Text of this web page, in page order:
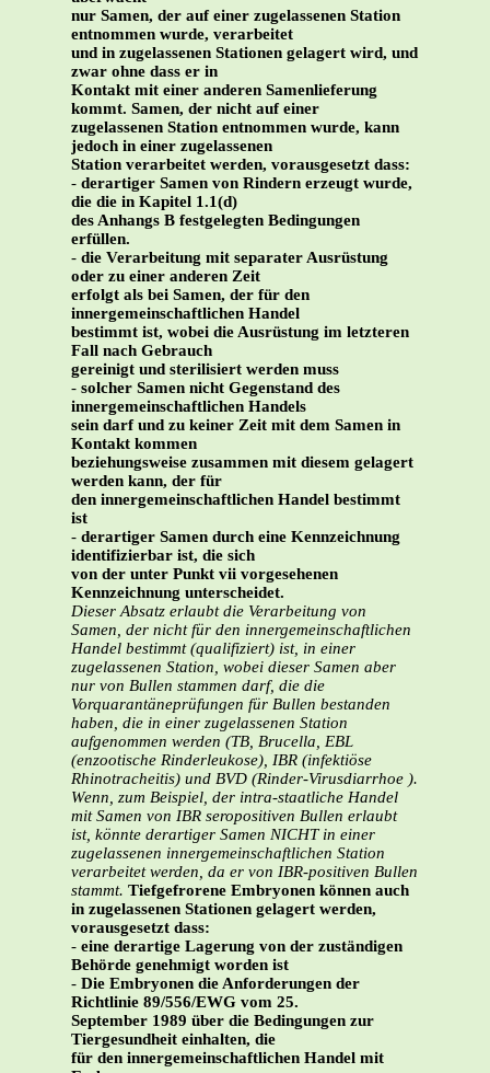
nur Samen, der auf einer zugelassenen Station
entnommen wurde, verarbeitet
und in zugelassenen Stationen gelagert wird, und
zwar ohne dass er in
Kontakt mit einer anderen Samenlieferung
kommt. Samen, der nicht auf einer
zugelassenen Station entnommen wurde, kann
jedoch in einer zugelassenen
Station verarbeitet werden, vorausgesetzt dass:
- derartiger Samen von Rindern erzeugt wurde,
die die in Kapitel 1.1(d)
des Anhangs B festgelegten Bedingungen
erfüllen.
- die Verarbeitung mit separater Ausrüstung
oder zu einer anderen Zeit
erfolgt als bei Samen, der für den
innergemeinschaftlichen Handel
bestimmt ist, wobei die Ausrüstung im letzteren
Fall nach Gebrauch
gereinigt und sterilisiert werden muss
- solcher Samen nicht Gegenstand des
innergemeinschaftlichen Handels
sein darf und zu keiner Zeit mit dem Samen in
Kontakt kommen
beziehungsweise zusammen mit diesem gelagert
werden kann, der für
den innergemeinschaftlichen Handel bestimmt
ist
- derartiger Samen durch eine Kennzeichnung
identifizierbar ist, die sich
von der unter Punkt vii vorgesehenen
Kennzeichnung unterscheidet.
Dieser Absatz erlaubt die Verarbeitung von
Samen, der nicht für den innergemeinschaftlichen
Handel bestimmt (qualifiziert) ist, in einer
zugelassenen Station, wobei dieser Samen aber
nur von Bullen stammen darf, die die
Vorquarantäneprüfungen für Bullen bestanden
haben, die in einer zugelassenen Station
aufgenommen werden (TB, Brucella, EBL
(enzootische Rinderleukose), IBR (infektiöse
Rhinotracheitis) und BVD (Rinder-Virusdiarrhoe ).
Wenn, zum Beispiel, der intra-staatliche Handel
mit Samen von IBR seropositiven Bullen erlaubt
ist, könnte derartiger Samen NICHT in einer
zugelassenen innergemeinschaftlichen Station
verarbeitet werden, da er von IBR-positiven Bullen
stammt. Tiefgefrorene Embryonen können auch
in zugelassenen Stationen gelagert werden,
vorausgesetzt dass:
- eine derartige Lagerung von der zuständigen
Behörde genehmigt worden ist
- Die Embryonen die Anforderungen der
Richtlinie 89/556/EWG vom 25.
September 1989 über die Bedingungen zur
Tiergesundheit einhalten, die
für den innergemeinschaftlichen Handel mit